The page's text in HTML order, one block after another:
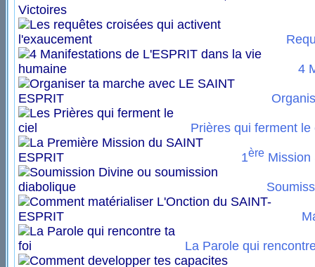
4
Prières qui ferment le
1ère Mission
La Parole qui